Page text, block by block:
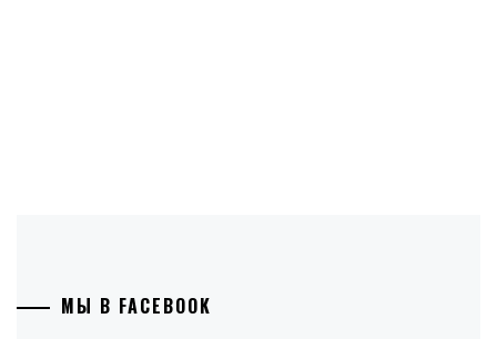
МЫ В FACEBOOK